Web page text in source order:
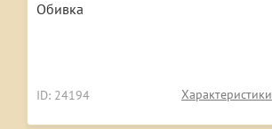
Обивка
ID: 24194 Характеристики